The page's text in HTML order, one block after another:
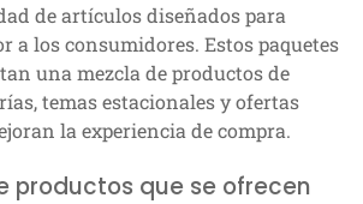
de artículos diseñados para
a los consumidores. Estos paquetes
una mezcla de productos de
temas estacionales y ofertas
la experiencia de compra.
productos que se ofrecen